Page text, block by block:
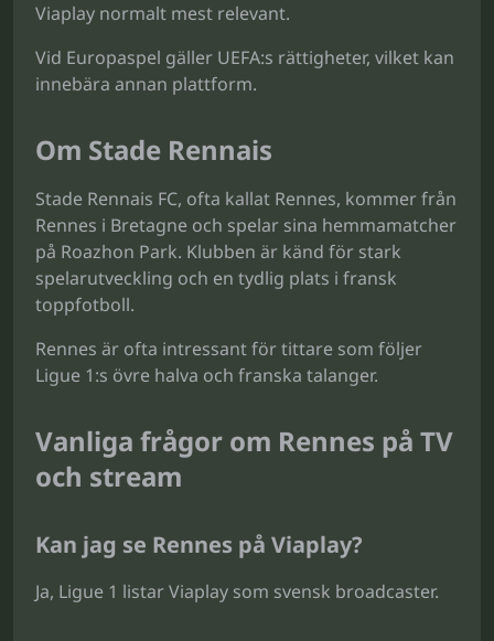
Viaplay normalt mest relevant.
Vid Europaspel gäller UEFA:s rättigheter, vilket kan
innebära annan plattform.
Om Stade Rennais
Stade Rennais FC, ofta kallat Rennes, kommer från
Rennes i Bretagne och spelar sina hemmamatcher
på Roazhon Park. Klubben är känd för stark
spelarutveckling och en tydlig plats i fransk
toppfotboll.
Rennes är ofta intressant för tittare som följer
Ligue 1:s övre halva och franska talanger.
Vanliga frågor om Rennes på TV
och stream
Kan jag se Rennes på Viaplay?
Ja, Ligue 1 listar Viaplay som svensk broadcaster.